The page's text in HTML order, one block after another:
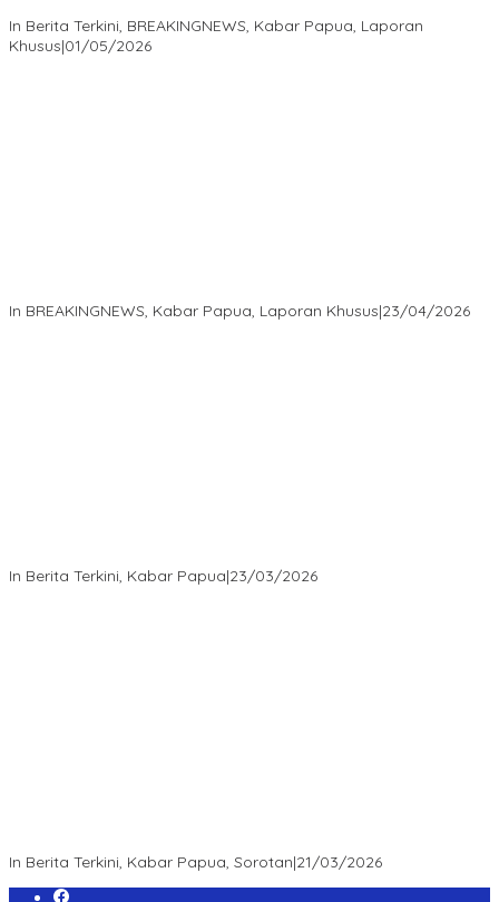
In Berita Terkini, BREAKINGNEWS, Kabar Papua, Laporan
Khusus|01/05/2026
In BREAKINGNEWS, Kabar Papua, Laporan Khusus|23/04/2026
In Berita Terkini, Kabar Papua|23/03/2026
In Berita Terkini, Kabar Papua, Sorotan|21/03/2026